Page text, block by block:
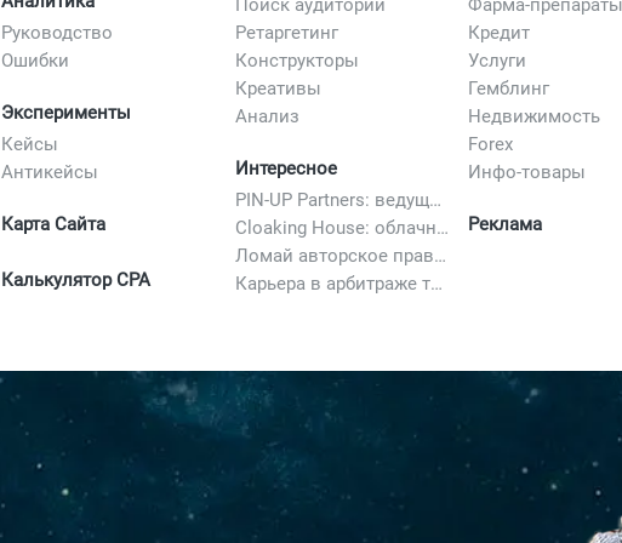
Руководство
Ошибки
Эксперименты
Кейсы
Антикейсы
Карта Сайта
Калькулятор CPA
Поиск аудитории
Ретаргетинг
Конструкторы
Креативы
Анализ
Интересное
PIN-UP Partners: ведущая партнерская программа в iGaming
Cloaking House: облачный клоакинг для фильтрации ботов FB и Google Ads — гайд PHP-интеграции 2026
Ломай авторское право полностью. 10 способов легально добавить любимый трек в свой креатив
Карьера в арбитраже трафика в 2026: вакансии, зарплаты и как начать
Фарма-
Кредит
Услуги
Гемблинг
Недвижимость
Forex
Инфо-товары
Реклама